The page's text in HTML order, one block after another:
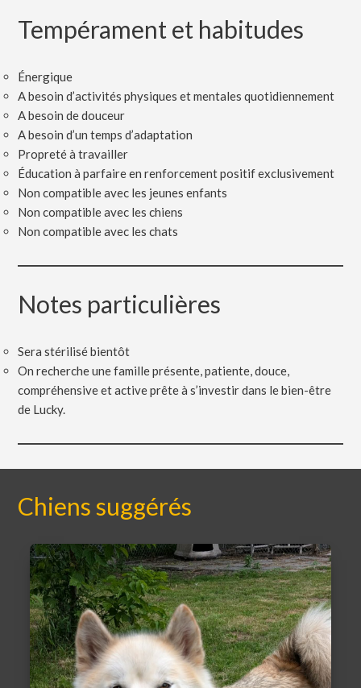
Tempérament et habitudes
Énergique
A besoin d’activités physiques et mentales quotidiennement
A besoin de douceur
A besoin d’un temps d’adaptation
Propreté à travailler
Éducation à parfaire en renforcement positif exclusivement
Non compatible avec les jeunes enfants
Non compatible avec les chiens
Non compatible avec les chats
Notes particulières
Sera stérilisé bientôt
On recherche une famille présente, patiente, douce,
compréhensive et active prête à s’investir dans le bien-être
de Lucky.
Chiens suggérés